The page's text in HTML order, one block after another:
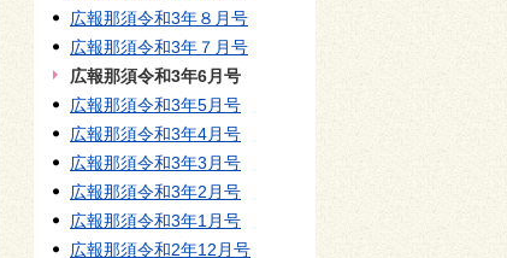
広報那須令和3年８月号
広報那須令和3年７月号
広報那須令和3年6月号
広報那須令和3年5月号
広報那須令和3年4月号
広報那須令和3年3月号
広報那須令和3年2月号
広報那須令和3年1月号
広報那須令和2年12月号